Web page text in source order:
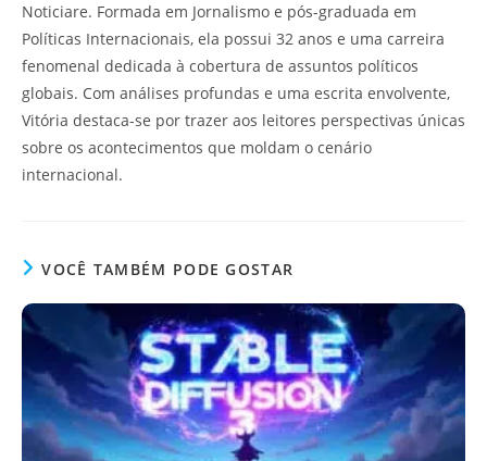
Noticiare. Formada em Jornalismo e pós-graduada em
Políticas Internacionais, ela possui 32 anos e uma carreira
fenomenal dedicada à cobertura de assuntos políticos
globais. Com análises profundas e uma escrita envolvente,
Vitória destaca-se por trazer aos leitores perspectivas únicas
sobre os acontecimentos que moldam o cenário
internacional.
VOCÊ TAMBÉM PODE GOSTAR